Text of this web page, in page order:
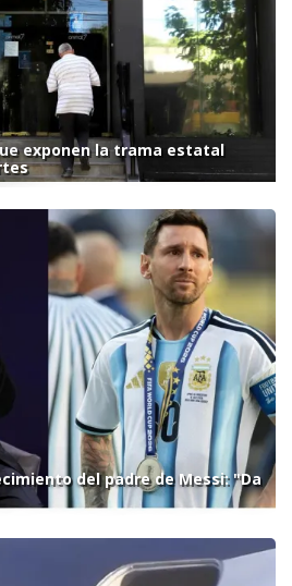
exponen la trama estatal
del padre de Messi: "Da